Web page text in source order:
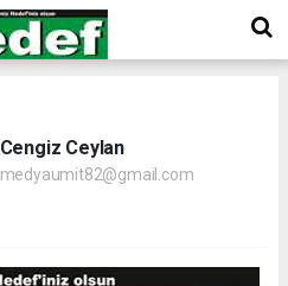
Cengiz Ceylan
medyaumit82@gmail.com